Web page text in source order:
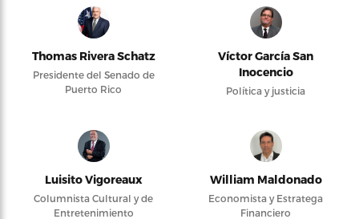
Thomas Rivera Schatz
Presidente del Senado de
Puerto Rico
Víctor García San
Inocencio
Política y justicia
Luisito Vigoreaux
Columnista Cultural y de
Entretenimiento
William Maldonado
Economista y Estratega
Financiero